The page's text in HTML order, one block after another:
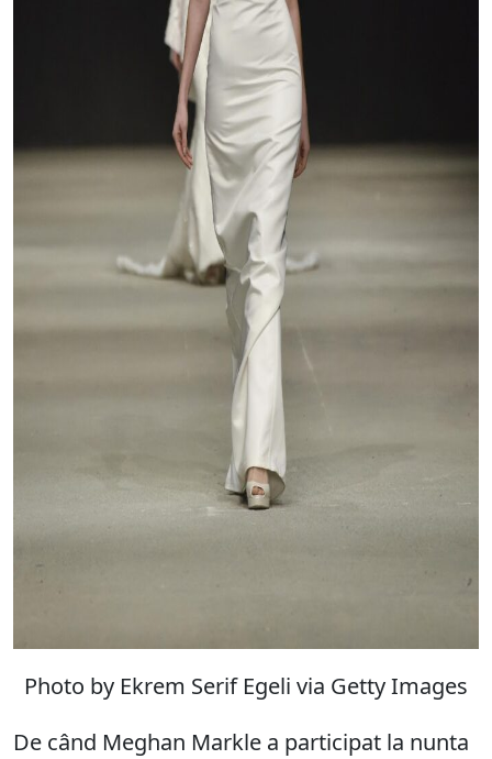
Photo by Ekrem Serif Egeli via Getty Images
De când Meghan Markle a participat la nunta